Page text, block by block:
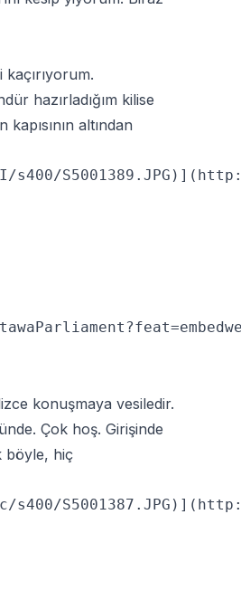
hazırladığım kilise
altından
konuşmaya vesiledir.
Çok hoş. Girişinde
böyle, hiç